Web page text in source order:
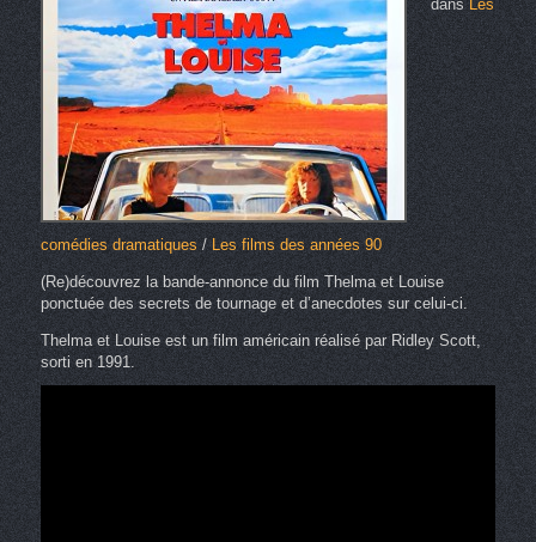
dansLes
comédies dramatiques/ Les films des années 90
(Re)découvrez la bande-annonce du film Thelma et Louise
ponctuée des secrets de tournage et d’anecdotes sur celui-ci.
Thelma et Louise est un film américain réalisé par Ridley Scott,
sorti en 1991.